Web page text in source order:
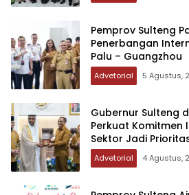
Pemprov Sulteng
Penerbangan
Palu – Guangzhou
Advetorial 5 Agustus,
Gubernur Sulteng
Perkuat Komitmen
Sektor Jadi
Advetorial 4 Agustus,